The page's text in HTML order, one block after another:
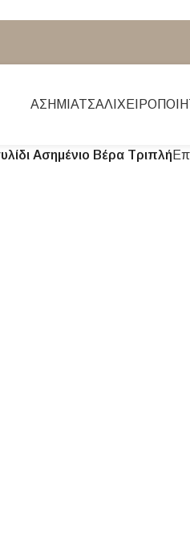
ΑΣΉΜΙ ΑΤΣΆΛΙ
Ασημένιο Βέρα Τριπλή